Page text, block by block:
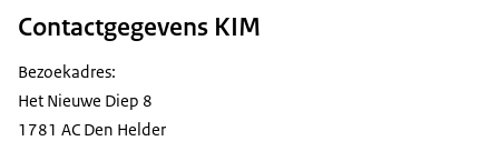
Contactgegevens KIM
Bezoekadres:
Het Nieuwe Diep 8
1781 AC Den Helder